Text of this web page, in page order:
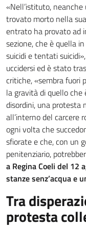
«Nell’istituto,
trovato morto nella
entrato ha provato ad
sezione, che è quella
suicidi e tentati
uccidersi ed è stato
critiche, «sembra fuori
la gravità di quello che
disordini, una protesta
all’interno del carcere
ogni volta che
sfiorate e che, con un
penitenziario,
a Regina Coeli del 12
stanze senz’acqua e
Tra
protesta